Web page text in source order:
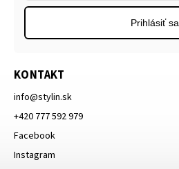
KONTAKT
info@stylin.sk
+420 777 592 979
Facebook
Instagram
Prihlásiť sa